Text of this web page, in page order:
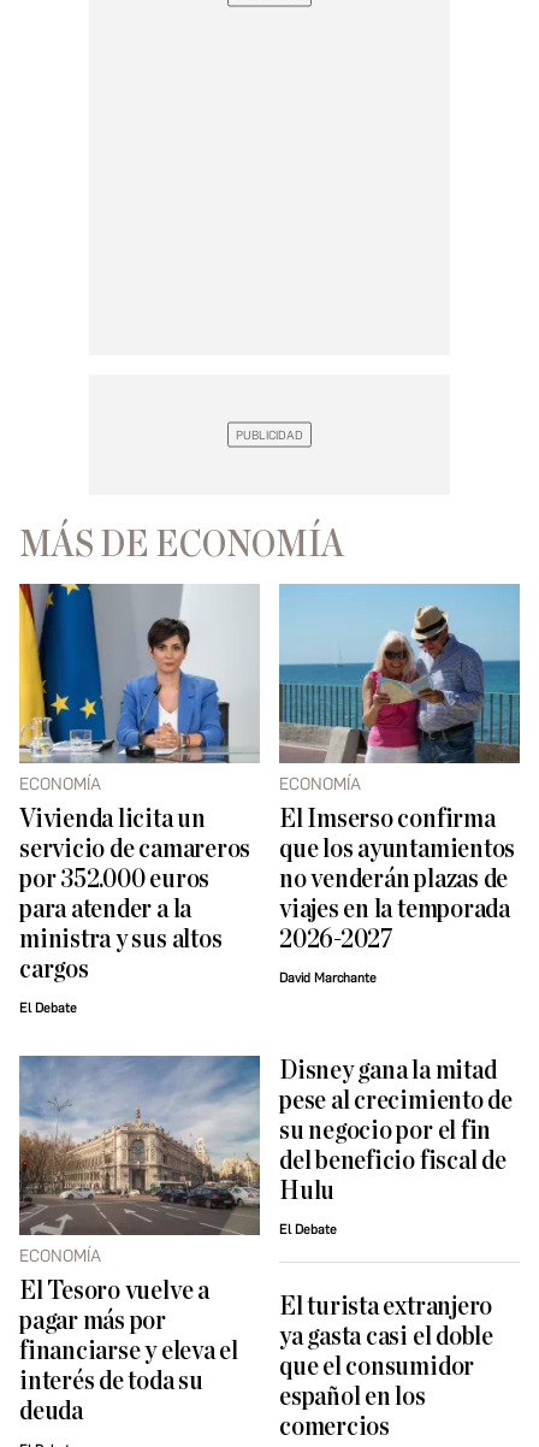
MÁS DE ECONOMÍA
ECONOMÍA
Vivienda licita un
servicio de camareros
por 352.000 euros
para atender a la
ministra y sus altos
cargos
El Debate
ECONOMÍA
El Imserso confirma
que los ayuntamientos
no venderán plazas de
viajes en la temporada
2026-2027
David Marchante
ECONOMÍA
El Tesoro vuelve a
pagar más por
financiarse y eleva el
interés de toda su
deuda
Disney gana la mitad
pese al crecimiento de
su negocio por el fin
del beneficio fiscal de
Hulu
El Debate
El turista extranjero
ya gasta casi el doble
que el consumidor
español en los
comercios